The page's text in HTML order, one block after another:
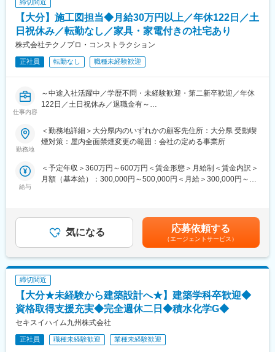
ん。
変更の範囲：会社の定める業務
務に取り組んでいただきます。
■案件について
・納期：平均3ヶ月～1年程度
にあります）
・繁忙時期は受注状況によるため、残業が重なる時期もあれば、
定時退社が可能な時もあります。
■入社後の流れ：
入社後、まずは当社製造製品の基本的な知識の習得のため、検査
教育しますので、業界未経験・CADの使用経験がない方でも、十
分に挑戦できるお仕事です。
設計業務を行う上であると良い資格（鉄骨生産管理技術者等）に
ついては、入社をしてから取得を目指すことも可能です。資格取
得の費用の補助もありますのでキャリアアップを目指せる環境で
す。
現在、3名の設計技術者が在籍しています。
※全員中途で入社しており、未経験から現在活躍しております。
■職務の特徴：
IoT化にも積極的に取り組んでおり、現場作業の最適化や課題解決
のために力を入れています。働きやすい職場づくりの一環とし
締切間近
【大分】施工図担当◆月給30万円以上／年休122日／土
日祝休み／転勤なし／家具・家電付きの社宅あり
株式会社テクノプロ・コンストラクション
正社員 転勤なし 職種未経験歓迎
仕事内容
～中途入社活躍中／学歴不問・未経験歓迎・第二新卒歓迎／年休
122日／土日祝休み／退職金有～
■業務内容：
ゼネコン・サブコン側の立場として上流プロセスの施工図業務を
給排水、機械、防災、設備管理、プラントほか全国に新規案件多
数あり
かりです。
■業務の特徴：
◎残業少なめ可！ワークライフバランスが整う環境
◎勤務地・案件規模等ご希望を最大限考慮
◎上流工程で采配
◎年収UP
上記などを叶えていける建設（施工）プロジェクトにてマネジメ
ント業務を担います。
■当社の特徴・魅力：
◎基礎研修・初級研修・中級研修といった、年次やご経験に応じ
勤務地
＜勤務地詳細＞大分県内のいずれかの顧客先住所：大分県 受動喫
煙対策：屋内全面禁煙変更の範囲：会社の定める事業所
給与
＜予定年収＞360万円～600万円＜賃金形態＞月給制＜賃金内訳＞
月額（基本給）：300,000円～500,000円＜月給＞300,000円～
までも目安の金額であり、選考を通じて上下する可能性がありま
す。月給(月額)は固定手当を含めた表記です。
気になる 応募依頼する
（エージェントサービス）
締切間近
【大分★未経験から建築設計へ★】建築学科卒歓迎◆
資格取得支援充実◆完全週休二日◆積水化学G◆
セキスイハイム九州株式会社
正社員 職種未経験歓迎 業種未経験歓迎